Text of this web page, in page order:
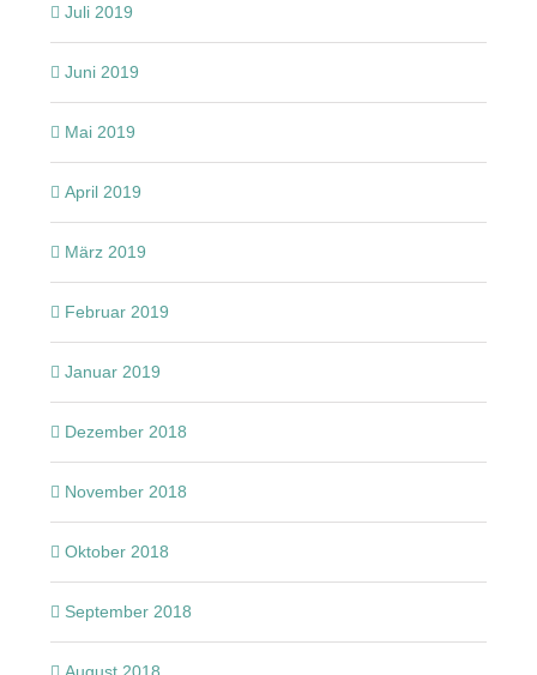
Juli 2019
Juni 2019
Mai 2019
April 2019
März 2019
Februar 2019
Januar 2019
Dezember 2018
November 2018
Oktober 2018
September 2018
August 2018